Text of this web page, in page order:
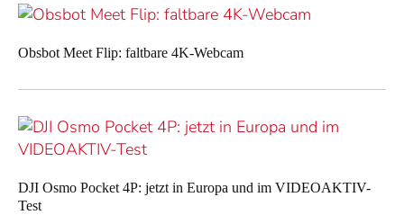
Obsbot Meet Flip: faltbare 4K-Webcam
DJI Osmo Pocket 4P: jetzt in Europa und im VIDEOAKTIV-
Test